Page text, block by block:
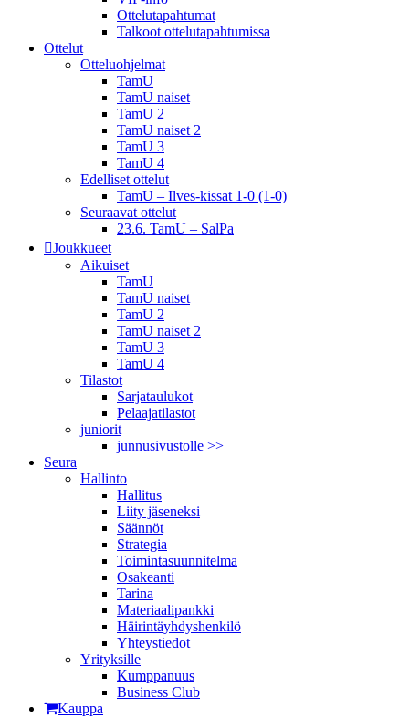
Ottelutapahtumat
Talkoot ottelu­tapahtumissa
Ottelut
Otteluohjelmat
TamU
TamU naiset
TamU 2
TamU naiset 2
TamU 3
TamU 4
Edelliset ottelut
TamU – Ilves-kissat 1-0 (1-0)
Seuraavat ottelut
23.6. TamU – SalPa
Joukkueet
Aikuiset
TamU
TamU naiset
TamU 2
TamU naiset 2
TamU 3
TamU 4
Tilastot
Sarjataulukot
Pelaajatilastot
juniorit
junnusivustolle >>
Seura
Hallinto
Hallitus
Liity jäseneksi
Säännöt
Strategia
Toimintasuunnitelma
Osakeanti
Tarina
Materiaalipankki
Häirintä­yhdyshenkilö
Yhteystiedot
Yrityksille
Kumppanuus
Business Club
Kauppa